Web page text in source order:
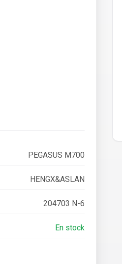
PEGASUS M700
HENGX&ASLAN
204703 N-6
En stock